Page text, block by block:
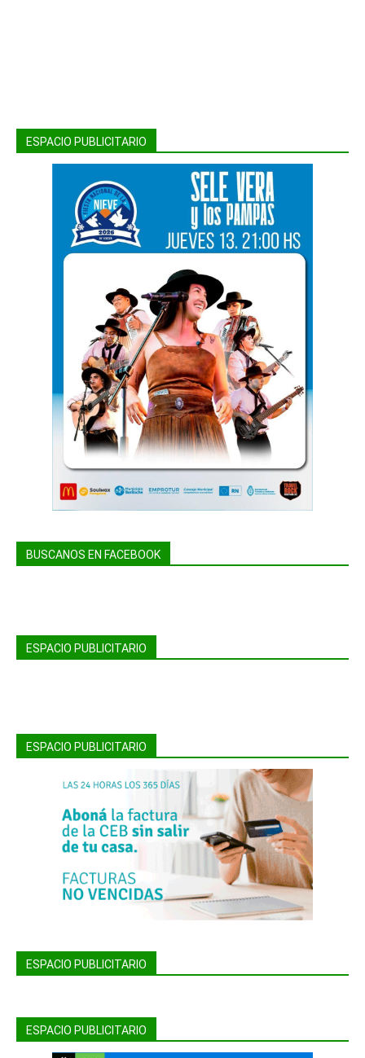
ESPACIO PUBLICITARIO
BUSCANOS EN FACEBOOK
ESPACIO PUBLICITARIO
ESPACIO PUBLICITARIO
ESPACIO PUBLICITARIO
ESPACIO PUBLICITARIO